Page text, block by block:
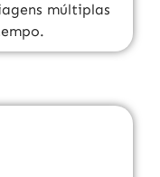
múltiplas